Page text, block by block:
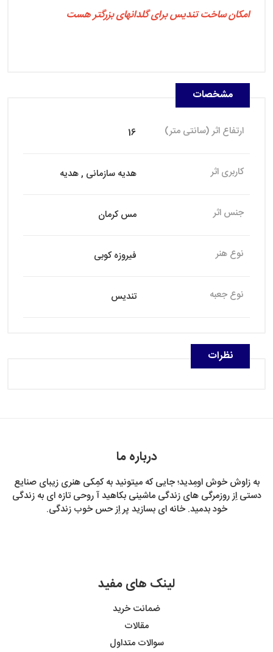
امکان ساخت تندیس برای گلدانهای بزرگتر هست
مشخصات
ارتفاع اثر (سانتی متر) 16
کاربری اثر هدیه سازمانی , هدیه
جنس اثر مس کرمان
نوع هنر فیروزه کوبی
نوع جعبه تندیس
نظرات
درباره ما
به زاوش خوش اومِدید؛ جایی که میتونید به کمِکی هنری زیبای صنایع
دستی اِز روزمرگی های زندگی ماشینی بکاهید آ روحی تازه ای به زندگی
خود بدمید. خانه ای بسازید پر اِز حس خوب زندگی.
لینک های مفید
ضمانت خرید
مقالات
سوالات متداول